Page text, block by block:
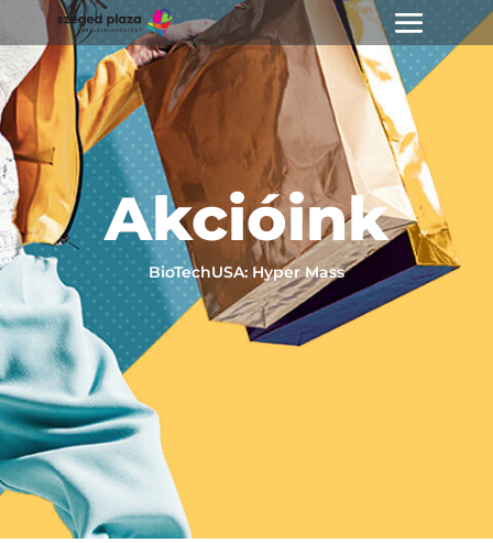
Akcióink
BioTechUSA: Hyper Mass